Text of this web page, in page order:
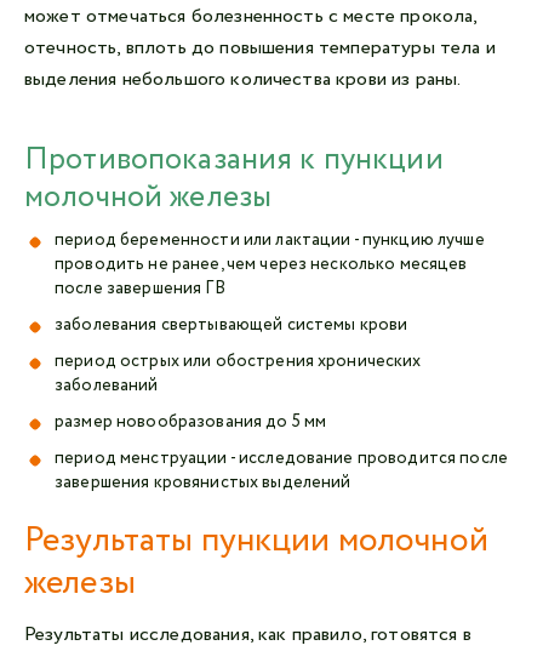
может отмечаться болезненность с месте прокола,
отечность, вплоть до повышения температуры тела и
выделения небольшого количества крови из раны.
Противопоказания к пункции
молочной железы
период беременности или лактации - пункцию лучше
проводить не ранее, чем через несколько месяцев
после завершения ГВ
заболевания свертывающей системы крови
период острых или обострения хронических
заболеваний
размер новообразования до 5 мм
период менструации - исследование проводится после
завершения кровянистых выделений
Результаты пункции молочной
железы
Результаты исследования, как правило, готовятся в